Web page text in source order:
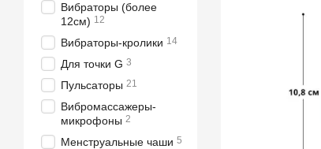
Вибраторы (более
12см) 12
Вибраторы-кролики 14
Для точки G 3
Пульсаторы 21
Вибромассажеры-
микрофоны 2
Менструальные чаши 5